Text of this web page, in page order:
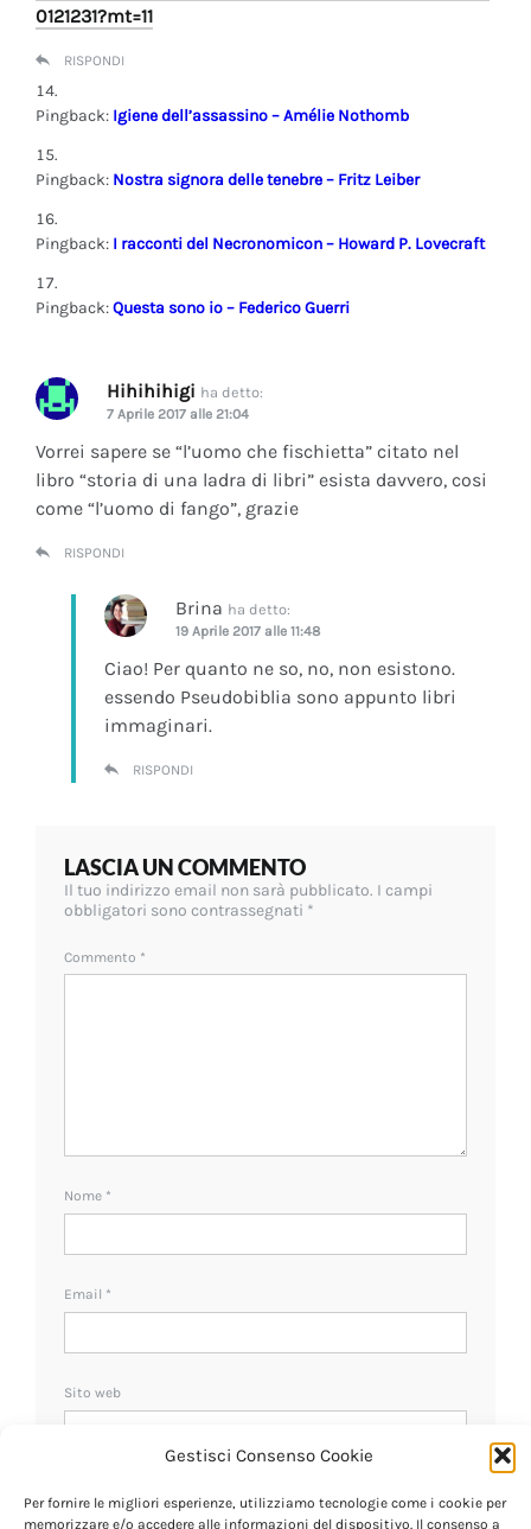
Gestisci Consenso Cookie
Per fornire le migliori esperienze, utilizziamo tecnologie come i cookie per
memorizzare e/o accedere alle informazioni del dispositivo. Il consenso a
0121231?mt=11
RISPONDI
Pingback: Igiene dell’assassino – Amélie Nothomb
Pingback: Nostra signora delle tenebre – Fritz Leiber
Pingback: I racconti del Necronomicon – Howard P. Lovecraft
Pingback:Questa sono io – Federico Guerri
Hihihihigi ha detto:
7 Aprile 2017 alle 21:04
Vorrei sapere se “l’uomo che fischietta” citato nel
libro “storia di una ladra di libri” esista davvero, cosi
come “l’uomo di fango”, grazie
RISPONDI
Brina ha detto:
19 Aprile 2017 alle 11:48
Ciao! Per quanto ne so, no, non esistono.
essendo Pseudobiblia sono appunto libri
immaginari.
RISPONDI
LASCIA UN COMMENTO
Il tuo indirizzo email non sarà pubblicato. I campi
obbligatori sono contrassegnati *
Commento *
Nome *
Email *
Sito web